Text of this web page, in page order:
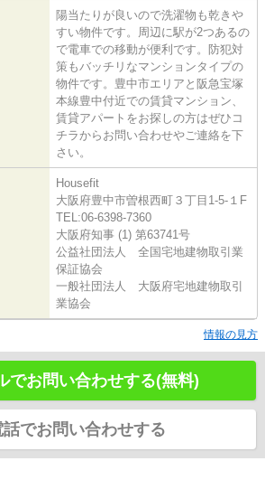
陽当たりが良いので洗濯物も乾きや
すい物件です。周辺に駅が2つあるの
で電車での移動が便利です。防犯対
策もバッチリなマンションタイプの
物件です。豊中市エリアと阪急宝塚
本線豊中付近での賃貸マンション、
賃貸アパートをお探しの方はぜひコ
チラからお問い合わせやご連絡を下
さい。
Housefit
大阪府豊中市曽根西町３丁目1-5-１F
TEL:06-6398-7360
大阪府知事 (1) 第63741号
公益社団法人 全国宅地建物取引業
保証協会
一般社団法人 大阪府宅地建物取引
業協会
情報の見方
でお問い合わせする(無料)
話でお問い合わせする